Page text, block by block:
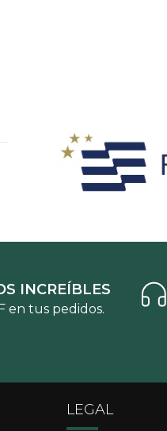
INCREÍBLES
en tus pedidos.
LEGAL